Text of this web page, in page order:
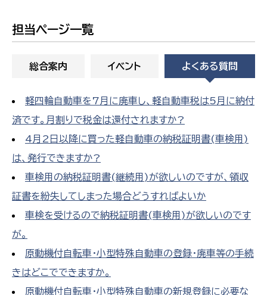
担当ページ一覧
総合案内 イベント よくある質問
軽四輪自動車を7月に廃車し、軽自動車税は5月に納付
済です。月割りで税金は還付されますか?
4月2日以降に買った軽自動車の納税証明書(車検用)
は、発行できますか?
車検用の納税証明書(継続用)が欲しいのですが、領収
証書を紛失してしまった場合どうすればよいか
車検を受けるので納税証明書(車検用)が欲しいのです
が。
原動機付自転車・小型特殊自動車の登録・廃車等の手続
きはどこでできますか。
原動機付自転車・小型特殊自動車の新規登録に必要な